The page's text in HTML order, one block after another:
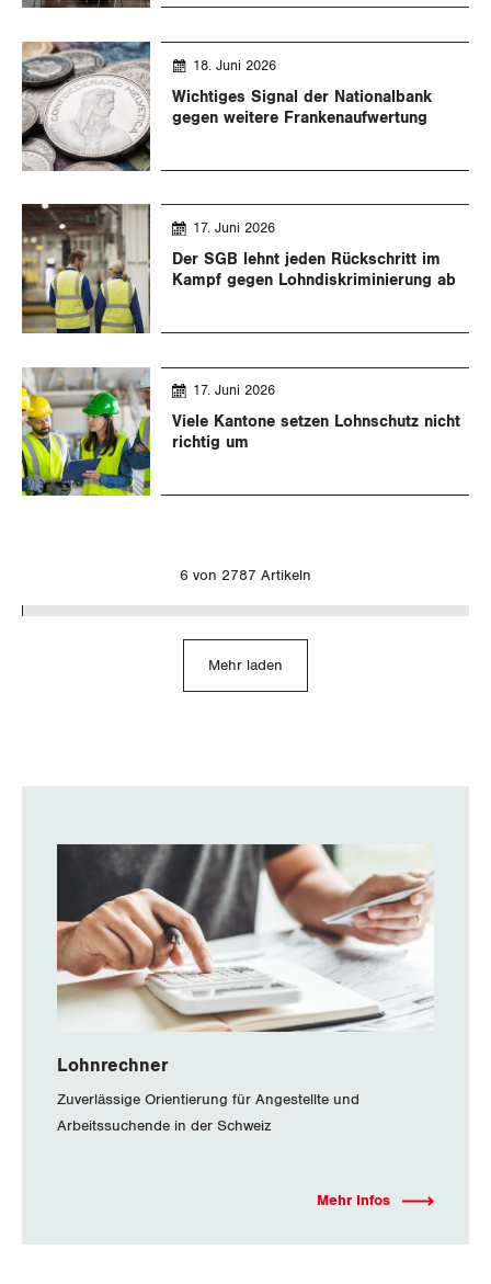
Wichtiges Signal der Nationalbank
gegen weitere Frankenaufwertung
18. Juni 2026
Der SGB lehnt jeden Rückschritt im
Kampf gegen Lohndiskriminierung ab
17. Juni 2026
Viele Kantone setzen Lohnschutz nicht
richtig um
17. Juni 2026
6 von 2787 Artikeln
Mehr laden
Lohnrechner
Zuverlässige Orientierung für Angestellte und
Arbeitssuchende in der Schweiz
Mehr Infos